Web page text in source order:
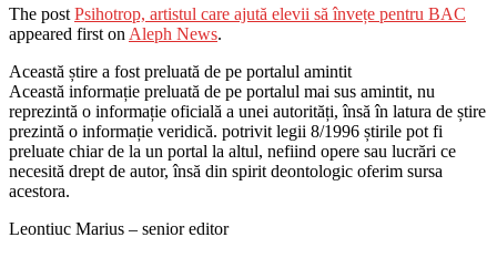
The post Psihotrop, artistul care ajută elevii să învețe pentru BAC
appeared first on Aleph News.
Această știre a fost preluată de pe portalul amintit
Această informație preluată de pe portalul mai sus amintit, nu
reprezintă o informație oficială a unei autorități, însă în latura de știre
prezintă o informație veridică. potrivit legii 8/1996 știrile pot fi
preluate chiar de la un portal la altul, nefiind opere sau lucrări ce
necesită drept de autor, însă din spirit deontologic oferim sursa
acestora.
Leontiuc Marius – senior editor